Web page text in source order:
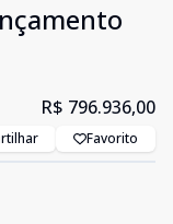
R$ 796.936,00
Favorito